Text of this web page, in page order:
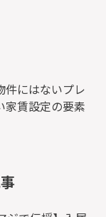
件にはないプレ
家賃設定の要素